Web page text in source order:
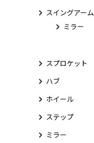
スイングアーム
ミラー
スプロケット
ハブ
ホイール
ステップ
ミラー